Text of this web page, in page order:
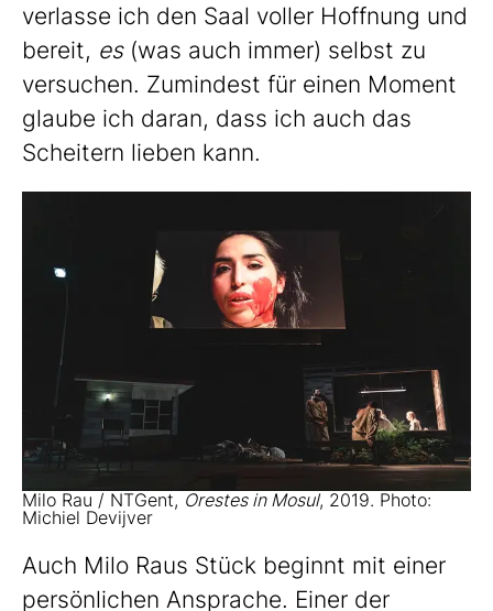
verlasse ich den Saal voller Hoffnung und
bereit, es(was auch immer) selbst zu
versuchen. Zumindest für einen Moment
glaube ich daran, dass ich auch das
Scheitern lieben kann.
Milo Rau / NTGent, Orestes in Mosul, 2019. Photo:
Michiel Devijver
Auch Milo Raus Stück beginnt mit einer
persönlichen Ansprache. Einer der